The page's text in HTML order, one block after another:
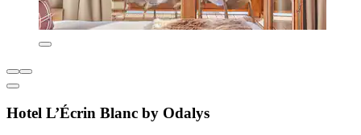
Hotel L’Écrin Blanc by Odalys